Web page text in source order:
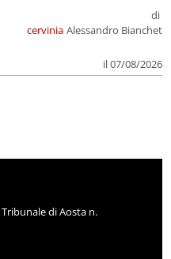
cervinia
di
Alessandro Bianchet
il 07/08/2026
di Aosta n.